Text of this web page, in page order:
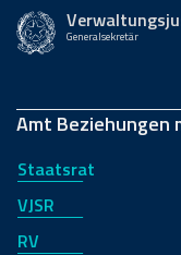
Generalsekretär
Amt
Staatsrat
VJSR
RV